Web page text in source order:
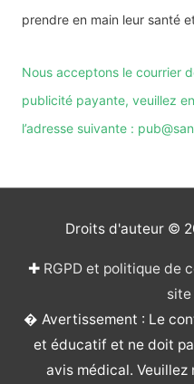
prendre en main leur santé
Nous acceptons le courrier
publicité payante, veuillez
l’adresse suivante :
Droits d'auteur ©
✚ RGPD et politique de
� Avertissement : Le
et éducatif et ne doit
avis médical.